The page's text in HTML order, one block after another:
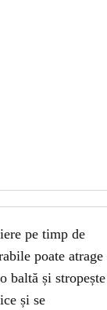
pe timp de
poate atrage
baltă și stropește
și se